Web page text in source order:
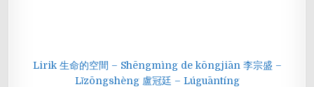
Lirik 生命的空間 – Shēngmìng de kōngjiān 李宗盛 –
Lǐzōngshèng 盧冠廷 – Lúguāntíng